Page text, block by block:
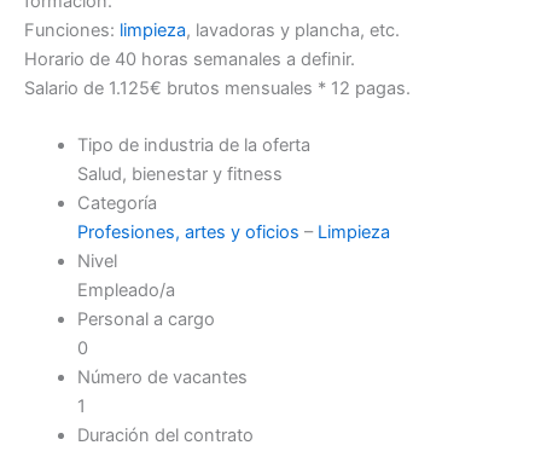
Funciones: limpieza, lavadoras y plancha, etc.
Horario de 40 horas semanales a definir.
Salario de 1.125€ brutos mensuales * 12 pagas.
Tipo de industria de la oferta
Salud, bienestar y fitness
Categoría
Profesiones, artes y oficios – Limpieza
Nivel
Empleado/a
Personal a cargo
0
Número de vacantes
1
Duración del contrato